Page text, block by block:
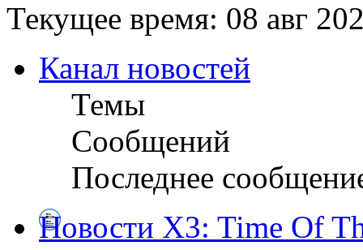
Текущее время: 08 авг
Канал новостей
Темы
Сообщений
Последнее
Новости X3: Time Of